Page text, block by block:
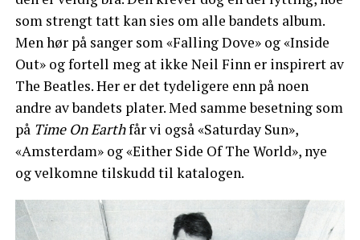
som strengt tatt kan sies om alle bandets album.
Men hør på sanger som «Falling Dove» og «Inside
Out» og fortell meg at ikke Neil Finn er inspirert av
The Beatles. Her er det tydeligere enn på noen
andre av bandets plater. Med samme besetning som
på Time On Earthfår vi også «Saturday Sun»,
«Amsterdam» og «Either Side Of The World», nye
og velkomne tilskudd til katalogen.